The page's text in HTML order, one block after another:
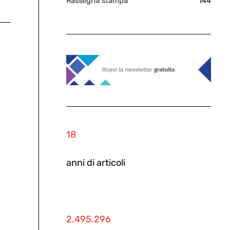
18
anni di articoli
2.495.296